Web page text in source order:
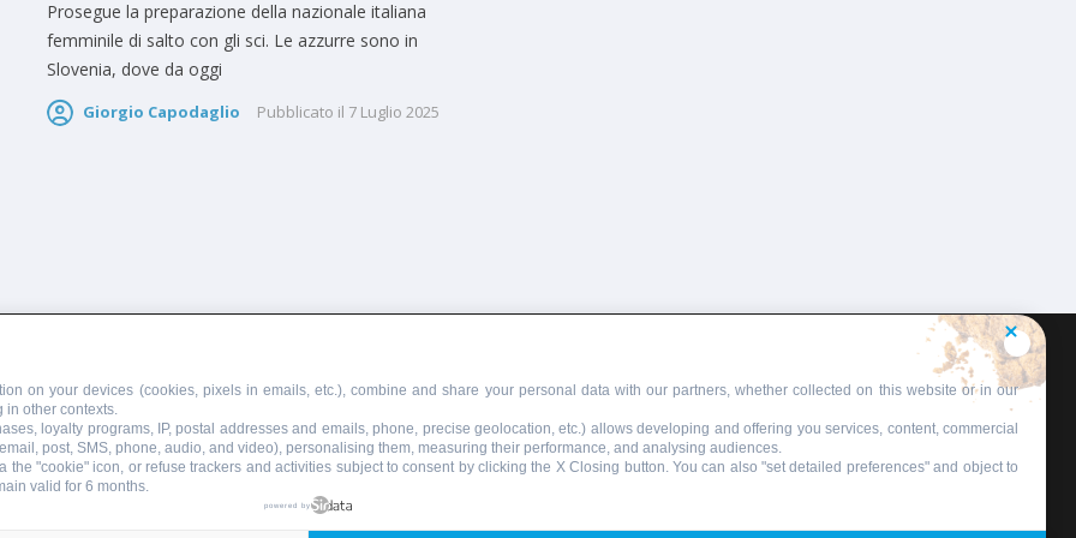
Prosegue la preparazione della nazionale italiana
femminile di salto con gli sci. Le azzurre sono in
Slovenia, dove da oggi
Giorgio Capodaglio Pubblicato il 7 Luglio 2025
PUBBLICITÀSCRIVI AL DIRETTORE
on your devices (cookies, pixels in emails, etc.), combine and share your personal data with our partners, whether collected on this website or in our
in other contexts.
loyalty programs, IP, postal addresses and emails, phone, precise geolocation, etc.) allows developing and offering you services, content, commercial
post, SMS, phone, audio, and video), personalising them, measuring their performance, and analysing audiences.
"cookie" icon, or refuse trackers and activities subject to consent by clicking the X Closing button. You can also "set detailed preferences" and object to
valid for 6 months.
powered by